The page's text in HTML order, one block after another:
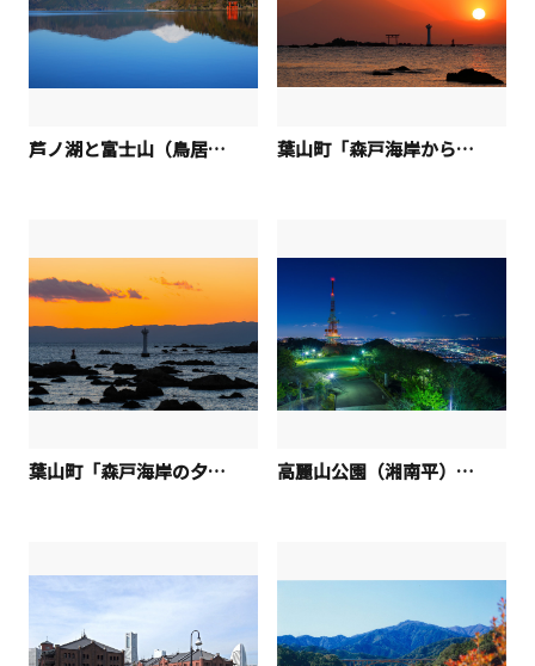
芦ノ湖と富士山（鳥居）４ 葉山町「森戸海岸からの夕陽と富士山」
葉山町「森戸海岸の夕景」 高麗山公園（湘南平）「湘南平の夜景」